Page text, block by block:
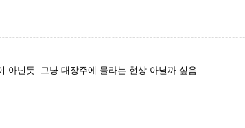
아닌듯. 그냥 대장주에 몰라는 현상 아닐까 싶음